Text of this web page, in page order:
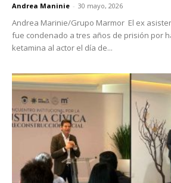
Andrea Maninie - 30 mayo, 2026
Andrea Marinie/Grupo Marmor El ex
fue condenado a tres años de prisión por
ketamina al actor el día de...